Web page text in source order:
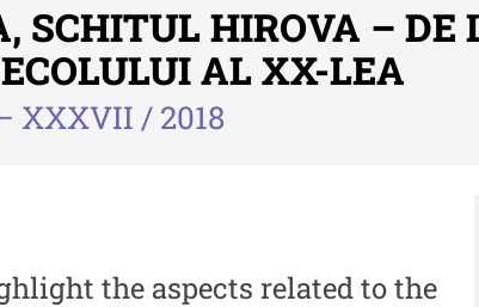
Buletinul ”Ioan Neculce” al Muzeului
Moldovei - XXIV / 2018
SCHITUL HIROVA – DE
AL XX-LEA
XXXVII / 2018
the aspects related to the